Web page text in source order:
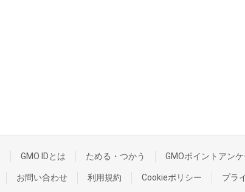
GMO IDとは ためる・つかう GMOポイントアンケ
お問い合わせ 利用規約 Cookieポリシー プラ